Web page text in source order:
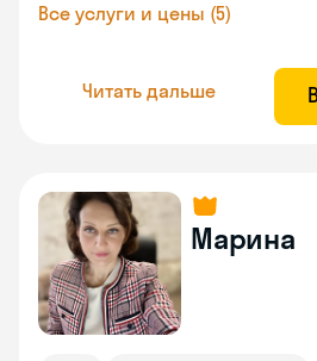
Все услуги и цены (5)
Читать дальше
Марина